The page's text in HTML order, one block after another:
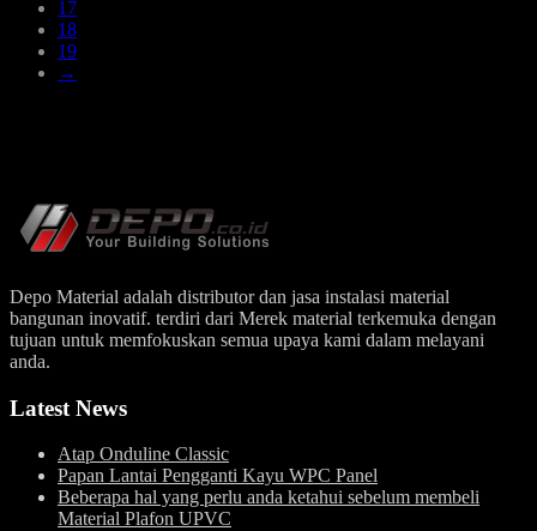
17
18
19
→
Depo Material adalah distributor dan jasa instalasi material
bangunan inovatif. terdiri dari Merek material terkemuka dengan
tujuan untuk memfokuskan semua upaya kami dalam melayani
anda.
Latest News
Atap Onduline Classic
Papan Lantai Pengganti Kayu WPC Panel
Beberapa hal yang perlu anda ketahui sebelum membeli
Material Plafon UPVC